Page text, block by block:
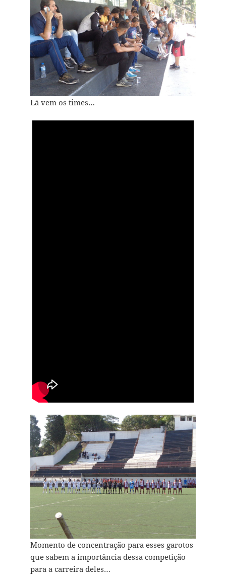
Lá vem os times…
Momento de concentração para esses garotos
que sabem a importância dessa competição
para a carreira deles…